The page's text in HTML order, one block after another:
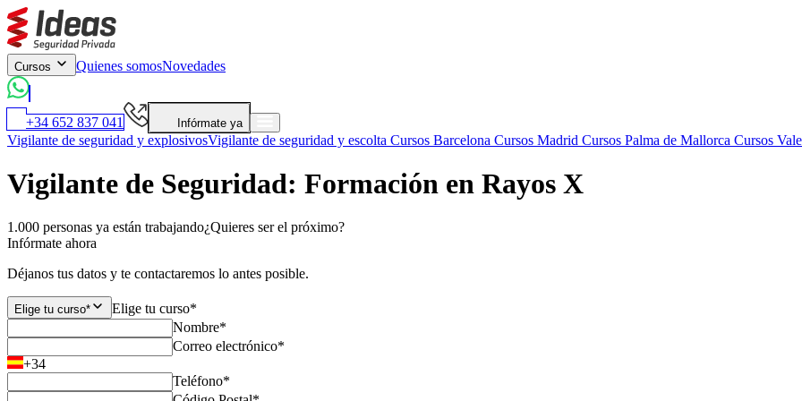
Cursos Quienes somosNovedades
+34 652 837 041 Infórmate ya
Vigilante de seguridad y explosivosVigilante de seguridad y escolta Cursos Barcelona Cursos Madrid Cursos Palma de Mallorca Cursos
Vigilante de Seguridad: Formación en Rayos X
1.000 personas ya están trabajando¿Quieres ser el próximo?
Infórmate ahora
Déjanos tus datos y te contactaremos lo antes posible.
Elige tu curso*
Elige tu curso*
Nombre*
Correo electrónico*
+34
Teléfono*